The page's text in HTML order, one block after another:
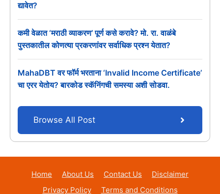
द्यावेत?
कमी वेळात ‘मराठी व्याकरण’ पूर्ण कसे करावे? मो. रा. वाळंबे
पुस्तकातील कोणत्या प्रकरणांवर सर्वाधिक प्रश्न येतात?
MahaDBT वर फॉर्म भरताना ‘Invalid Income Certificate’
चा एरर येतोय? बारकोड स्कॅनिंगची समस्या अशी सोडवा.
Browse All Post
Home About Us Contact Us
Disclaimer
Privacy Policy
Terms and Conditions